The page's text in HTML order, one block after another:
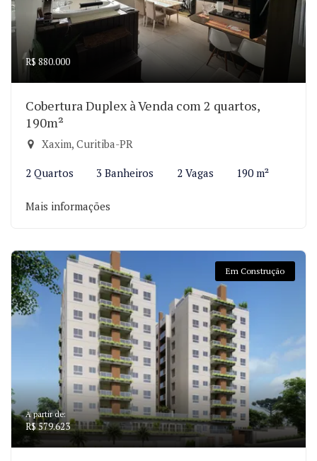
R$ 880.000
Cobertura Duplex à Venda com 2 quartos,
190m²
Xaxim, Curitiba-PR
2 Quartos 3 Banheiros 2 Vagas 190 m²
Mais informações
Em Construção
A partir de:
R$ 579.623